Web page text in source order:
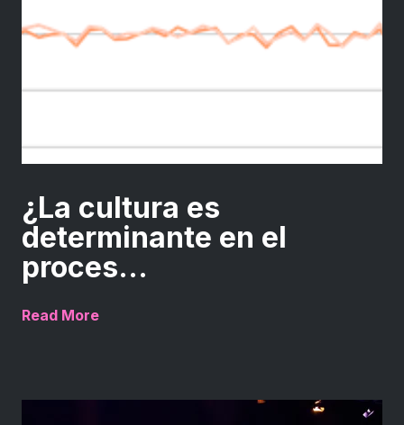
¿La cultura es
determinante en el
proces...
Read More